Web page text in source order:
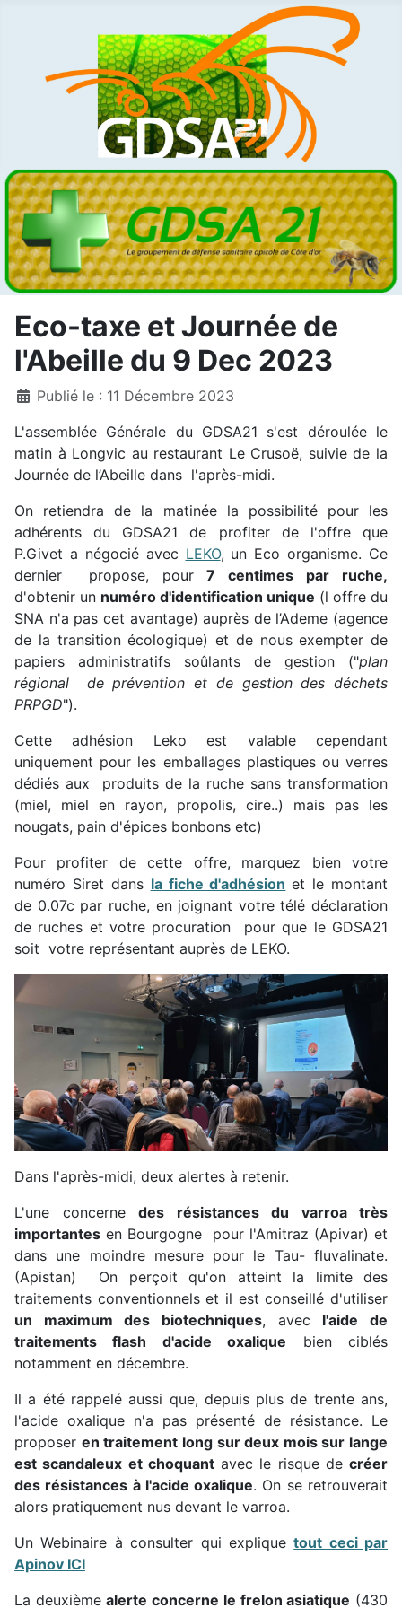
Eco-taxe et Journée de
l'Abeille du 9 Dec 2023
DétailsPublié le : 11 Décembre 2023
L'assemblée Générale du GDSA21 s'est déroulée le
matin à Longvic au restaurant Le Crusoë, suivie de la
Journée de l’Abeille dans l'après-midi.
On retiendra de la matinée la possibilité pour les
adhérents du GDSA21 de profiter de l'offre que
P.Givet a négocié avec LEKO, un Eco organisme. Ce
dernier propose, pour7 centimes par ruche,
d'obtenir un numéro d'identification unique (l offre du
SNA n'a pas cet avantage) auprès de l’Ademe (agence
de la transition écologique) et de nous exempter de
papiers administratifs soûlants de gestion ("plan
régional de prévention et de gestion des déchets
PRPGD").
Cette adhésion Leko est valable cependant
uniquement pour les emballages plastiques ou verres
dédiés aux produits de la ruche sans transformation
(miel, miel en rayon, propolis, cire..) mais pas les
nougats, pain d'épices bonbons etc)
Pour profiter de cette offre, marquez bien votre
numéro Siret dans la fiche d'adhésion et le montant
de 0.07c par ruche, en joignant votre télé déclaration
de ruches et votre procuration pour que le GDSA21
soit votre représentant auprès de LEKO.
Dans l'après-midi, deux alertes à retenir.
L'une concerne des résistances du varroa très
importantes en Bourgogne pour l'Amitraz (Apivar) et
dans une moindre mesure pour le Tau- fluvalinate.
(Apistan) On perçoit qu'on atteint la limite des
traitements conventionnels et il est conseillé d'utiliser
un maximum des biotechniques, avec l'aide de
traitements flash d'acide oxalique bien ciblés
notamment en décembre.
Il a été rappelé aussi que, depuis plus de trente ans,
l'acide oxalique n'a pas présenté de résistance. Le
proposer en traitement long sur deux mois sur lange
est scandaleux et choquantavec le risque de créer
des résistances à l'acide oxalique. On se retrouverait
alors pratiquement nus devant le varroa.
Un Webinaire à consulter qui expliquetout ceci par
Apinov ICI
La deuxièmealerte concerne le frelon asiatique (430